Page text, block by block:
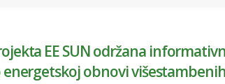
EE SUN održana
energetskoj obnovi višestambenih